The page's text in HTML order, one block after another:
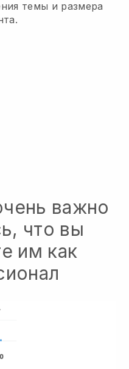
темы и размера
важно
что вы
им как